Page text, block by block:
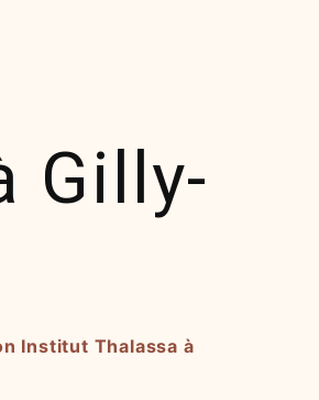
Gilly-
Institut Thalassa à